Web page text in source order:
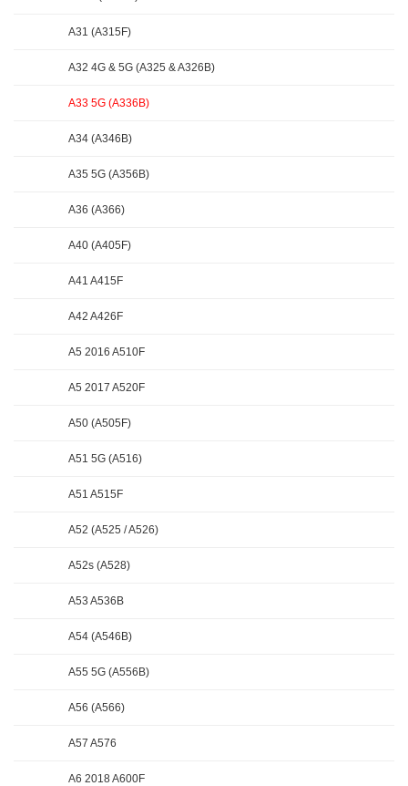
A31 (A315F)
A32 4G & 5G (A325 & A326B)
A33 5G (A336B)
A34 (A346B)
A35 5G (A356B)
A36 (A366)
A40 (A405F)
A41 A415F
A42 A426F
A5 2016 A510F
A5 2017 A520F
A50 (A505F)
A51 5G (A516)
A51 A515F
A52 (A525 / A526)
A52s (A528)
A53 A536B
A54 (A546B)
A55 5G (A556B)
A56 (A566)
A57 A576
A6 2018 A600F